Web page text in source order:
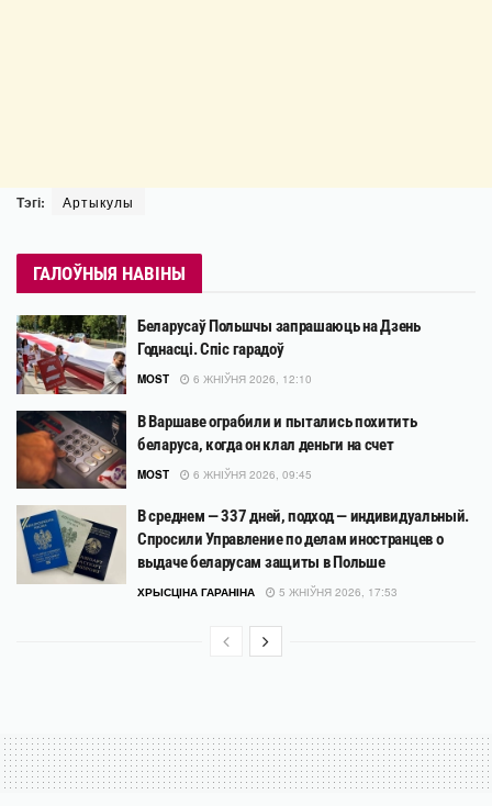
Тэгі: Артыкулы
ГАЛОЎНЫЯ НАВІНЫ
Беларусаў Польшчы запрашаюць на Дзень
Годнасці. Спіс гарадоў
MOST 6 ЖНІЎНЯ 2026, 12:10
В Варшаве ограбили и пытались похитить
беларуса, когда он клал деньги на счет
MOST 6 ЖНІЎНЯ 2026, 09:45
В среднем — 337 дней, подход — индивидуальный.
Спросили Управление по делам иностранцев о
выдаче беларусам защиты в Польше
ХРЫСЦІНА ГАРАНІНА 5 ЖНІЎНЯ 2026, 17:53